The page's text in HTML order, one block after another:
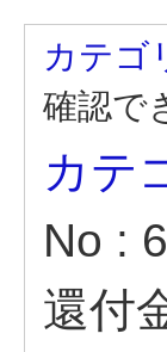
カテゴ
確認で
カテ
No :
還付